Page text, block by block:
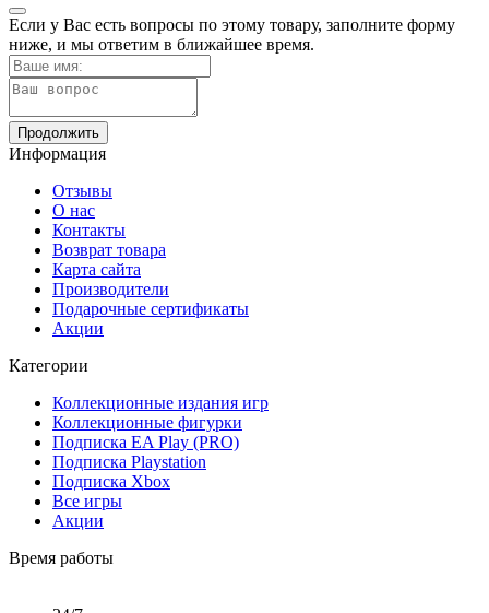
Если у Вас есть вопросы по этому товару, заполните форму
ниже, и мы ответим в ближайшее время.
Продолжить
Информация
Отзывы
О нас
Контакты
Возврат товара
Карта сайта
Производители
Подарочные сертификаты
Акции
Категории
Коллекционные издания игр
Коллекционные фигурки
Подписка EA Play (PRO)
Подписка Playstation
Подписка Xbox
Все игры
Акции
Время работы